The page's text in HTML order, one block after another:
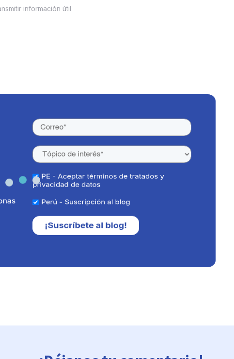
información útil